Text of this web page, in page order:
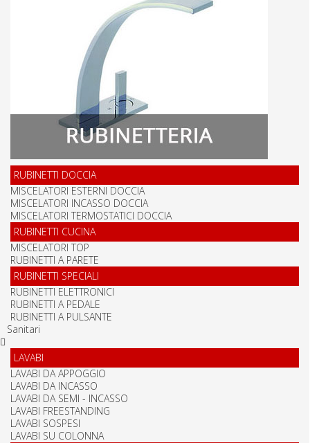
RUBINETTI DOCCIA
MISCELATORI ESTERNI DOCCIA
MISCELATORI INCASSO DOCCIA
MISCELATORI TERMOSTATICI DOCCIA
RUBINETTI CUCINA
MISCELATORI TOP
RUBINETTI A PARETE
RUBINETTI SPECIALI
RUBINETTI ELETTRONICI
RUBINETTI A PEDALE
RUBINETTI A PULSANTE
Sanitari
LAVABI
LAVABI DA APPOGGIO
LAVABI DA INCASSO
LAVABI DA SEMI - INCASSO
LAVABI FREESTANDING
LAVABI SOSPESI
LAVABI SU COLONNA